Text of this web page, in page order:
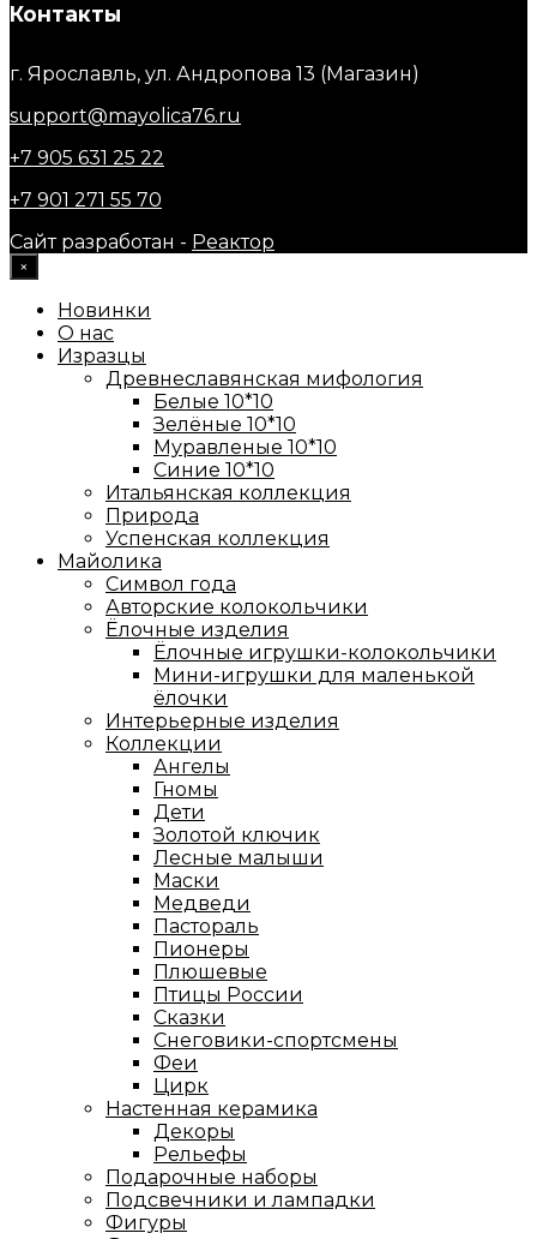
Контакты
г. Ярославль, ул. Андропова 13 (Магазин)
support@mayolica76.ru
+7 905 631 25 22
+7 901 271 55 70
Сайт разработан - Реактор
×
Новинки
О нас
Изразцы
Древнеславянская мифология
Белые 10*10
Зелёные 10*10
Муравленые 10*10
Синие 10*10
Итальянская коллекция
Природа
Успенская коллекция
Майолика
Символ года
Авторские колокольчики
Ёлочные изделия
Ёлочные игрушки-колокольчики
Мини-игрушки для маленькой
ёлочки
Интерьерные изделия
Коллекции
Ангелы
Гномы
Дети
Золотой ключик
Лесные малыши
Маски
Медведи
Пастораль
Пионеры
Плюшевые
Птицы России
Сказки
Снеговики-спортсмены
Феи
Цирк
Настенная керамика
Декоры
Рельефы
Подарочные наборы
Подсвечники и лампадки
Фигуры